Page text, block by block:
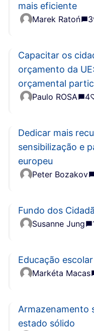
mais eficiente
Marek Ratoń 3
Capacitar os
orçamento da
orçamental
Paulo ROSA 4
Dedicar mais
sensibilização e
europeu
Peter Bozakov
Fundo dos
Susanne Jung
Educação
Markéta Macas
Armazenamento
estado sólido